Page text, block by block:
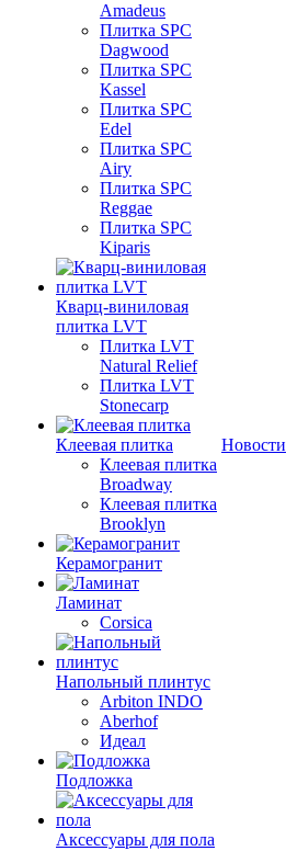
Amadeus
Плитка SPC
Dagwood
Плитка SPC
Kassel
Плитка SPC
Edel
Плитка SPC
Airy
Плитка SPC
Reggae
Плитка SPC
Kiparis
Кварц-виниловая
плитка LVT
Плитка LVT
Natural Relief
Плитка LVT
Stonecarp
Клеевая плитка
Клеевая плитка
Broadway
Клеевая плитка
Brooklyn
Керамогранит
Ламинат
Corsica
Напольный плинтус
Arbiton INDO
Aberhof
Идеал
Подложка
Аксессуары для пола
Новости